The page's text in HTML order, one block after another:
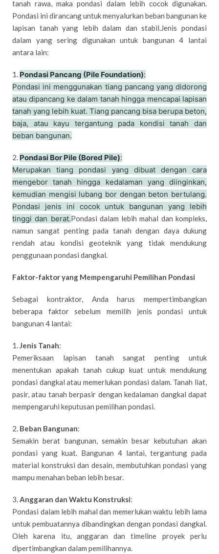
tanah rawa, maka pondasi dalam lebih cocok digunakan.
Pondasi ini dirancang untuk menyalurkan beban bangunan ke
lapisan tanah yang lebih dalam dan stabil.Jenis pondasi
dalam yang sering digunakan untuk bangunan 4 lantai
antara lain:
1. Pondasi Pancang (Pile Foundation):
Pondasi ini menggunakan tiang pancang yang didorong
atau dipancang ke dalam tanah hingga mencapai lapisan
tanah yang lebih kuat. Tiang pancang bisa berupa beton,
baja, atau kayu tergantung pada kondisi tanah dan
beban bangunan.
2. Pondasi Bor Pile (Bored Pile):
Merupakan tiang pondasi yang dibuat dengan cara
mengebor tanah hingga kedalaman yang diinginkan,
kemudian mengisi lubang bor dengan beton bertulang.
Pondasi jenis ini cocok untuk bangunan yang lebih
tinggi dan berat.Pondasi dalam lebih mahal dan kompleks,
namun sangat penting pada tanah dengan daya dukung
rendah atau kondisi geoteknik yang tidak mendukung
penggunaan pondasi dangkal.
Faktor-faktor yang Mempengaruhi Pemilihan Pondasi
Sebagai kontraktor, Anda harus mempertimbangkan
beberapa faktor sebelum memilih jenis pondasi untuk
bangunan 4 lantai:
1.Jenis Tanah:
Pemeriksaan lapisan tanah sangat penting untuk
menentukan apakah tanah cukup kuat untuk mendukung
pondasi dangkal atau memerlukan pondasi dalam. Tanah liat,
pasir, atau tanah berpasir dengan kedalaman dangkal dapat
mempengaruhi keputusan pemilihan pondasi.
2. Beban Bangunan:
Semakin berat bangunan, semakin besar kebutuhan akan
pondasi yang kuat. Bangunan 4 lantai, tergantung pada
material konstruksi dan desain, membutuhkan pondasi yang
mampu menahan beban lebih besar.
3.Anggaran dan Waktu Konstruksi:
Pondasi dalam lebih mahal dan memerlukan waktu lebih lama
untuk pembuatannya dibandingkan dengan pondasi dangkal.
Oleh karena itu, anggaran dan timeline proyek perlu
dipertimbangkan dalam pemilihannya.